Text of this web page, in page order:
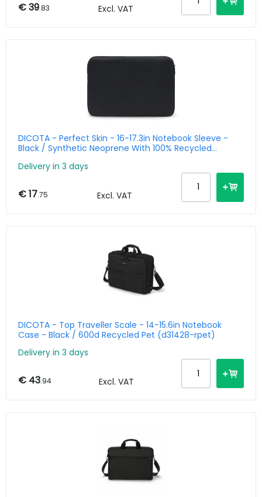
€ 39.83 Excl. VAT
DICOTA - Perfect Skin - 16-17.3in Notebook Sleeve -
Black / Synthetic Neoprene With 100% Recycled
Delivery in 3 days
€ 17.75 Excl. VAT
DICOTA - Top Traveller Scale - 14-15.6in Notebook
Case - Black / 600d Recycled Pet (d31428-rpet)
Delivery in 3 days
€ 43.94 Excl. VAT